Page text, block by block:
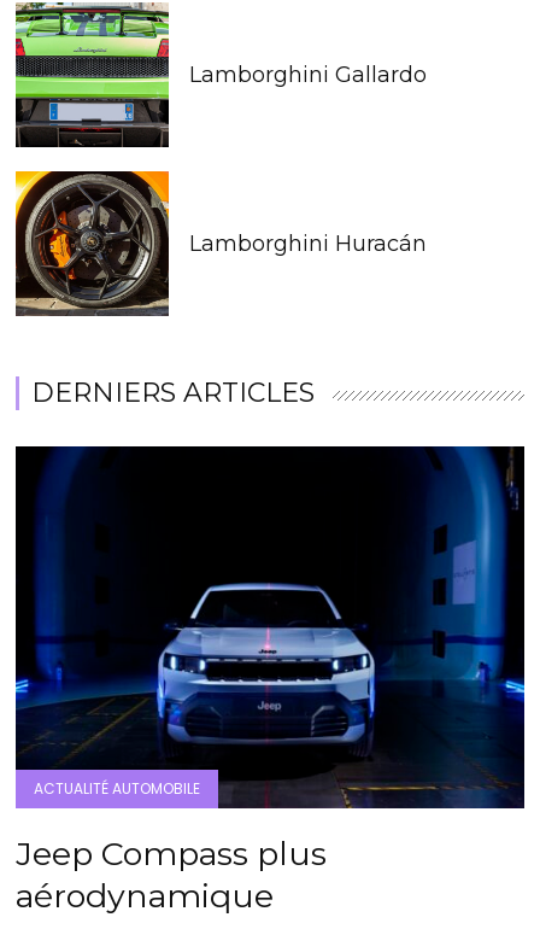
Lamborghini Gallardo
Lamborghini Huracán
DERNIERS ARTICLES
ACTUALITÉ AUTOMOBILE
Jeep Compass plus
aérodynamique